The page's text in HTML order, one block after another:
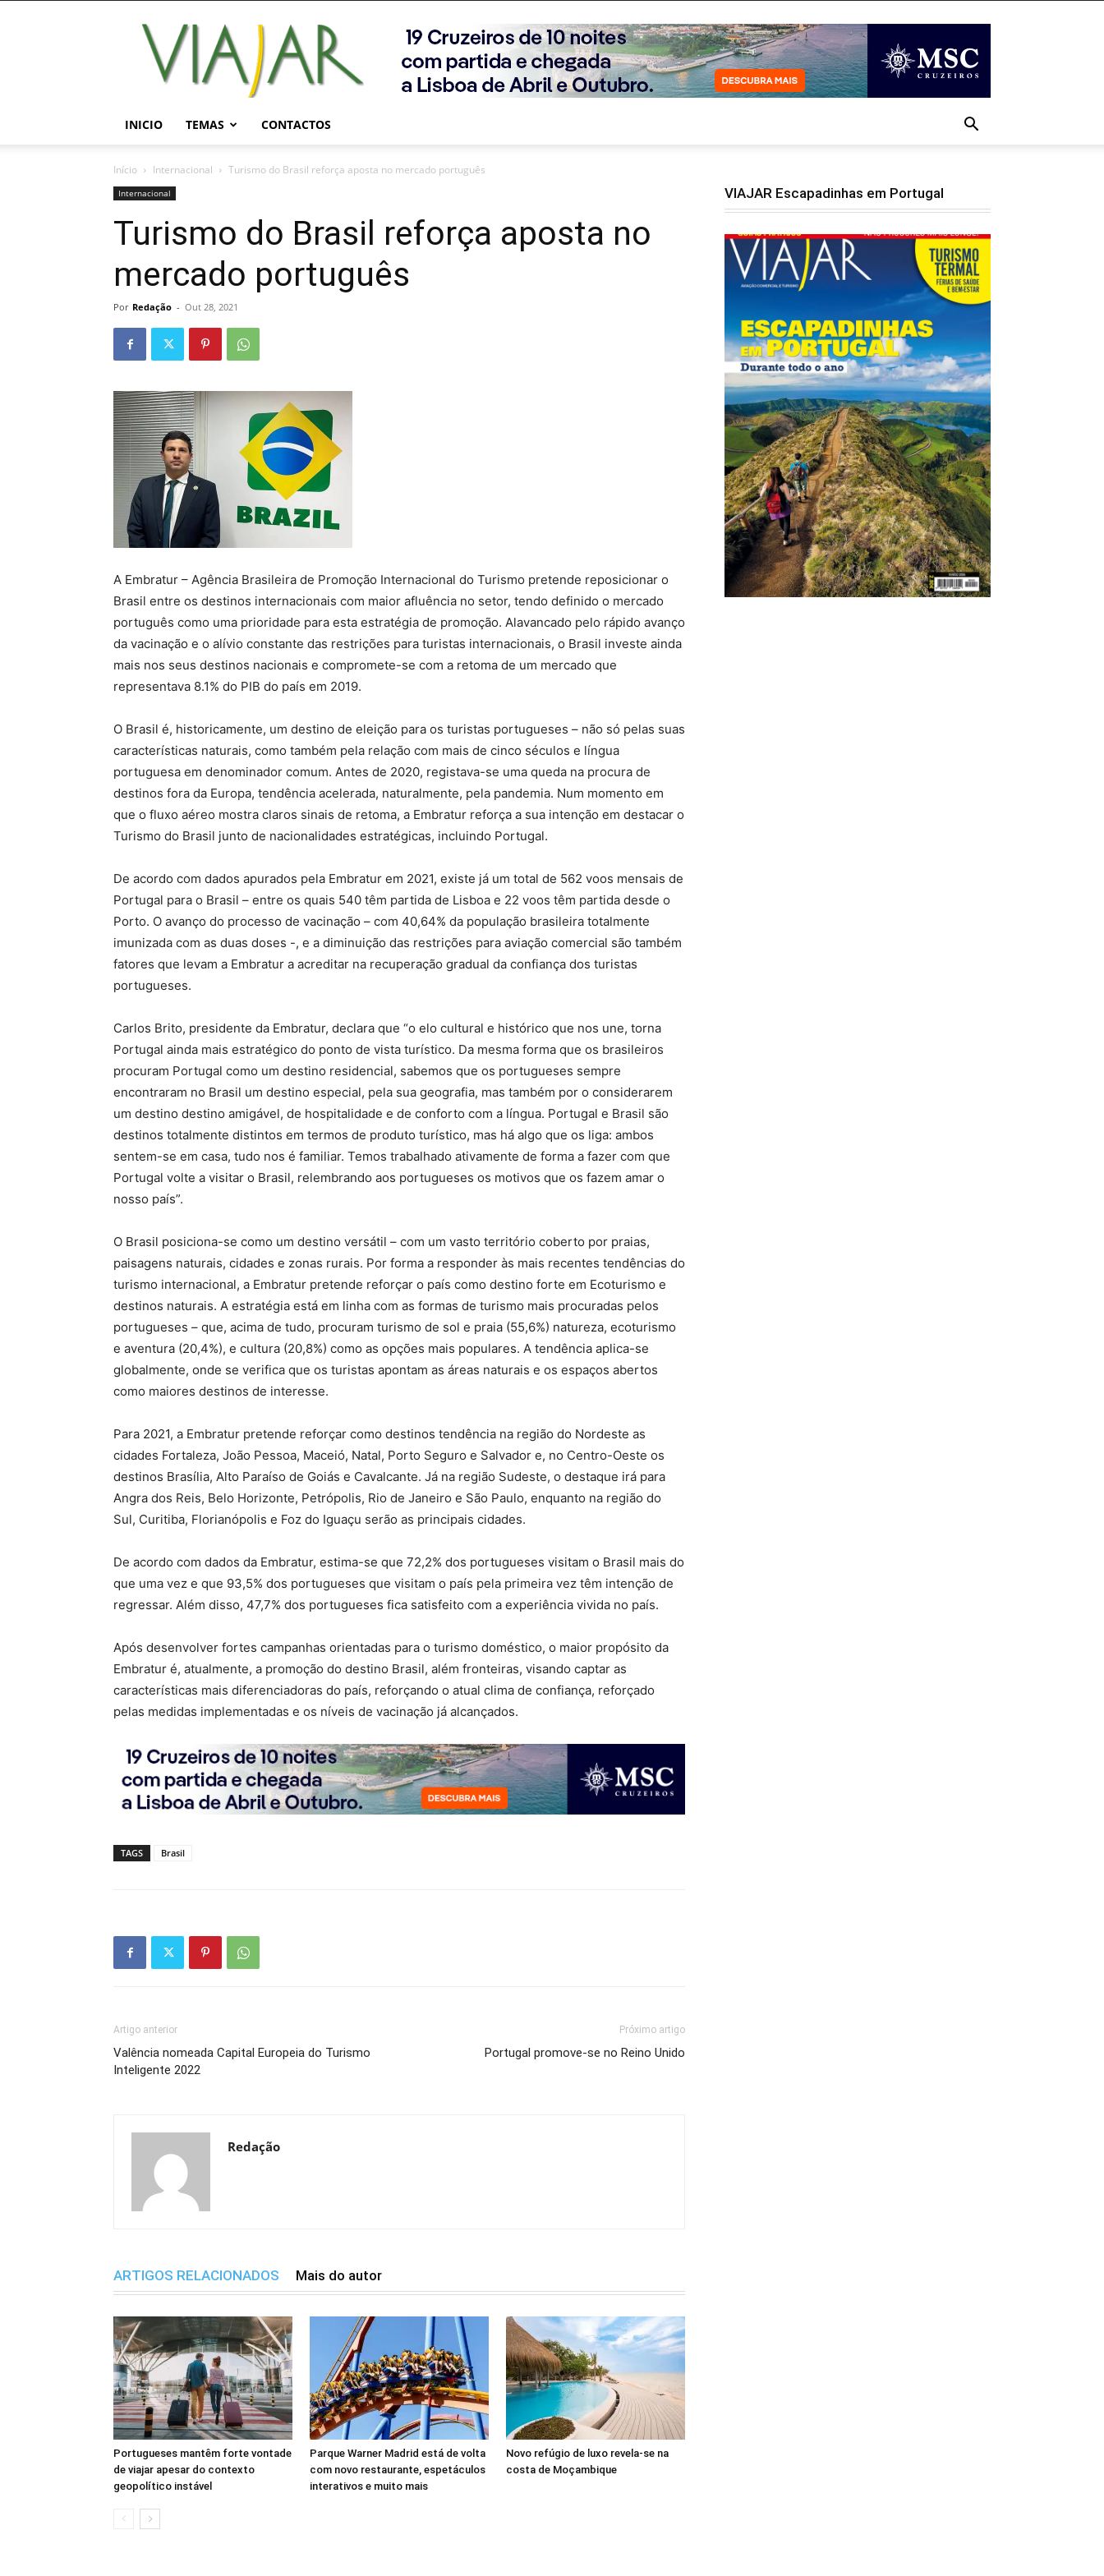
Viajar
Magazine
Online
INICIO TEMAS CONTACTOS
Início Internacional Turismo do Brasil reforça aposta no mercado português
Internacional
Turismo do Brasil reforça aposta no
mercado português
Por Redação - Out 28, 2021
A Embratur – Agência Brasileira de Promoção Internacional do Turismo pretende reposicionar o
Brasil entre os destinos internacionais com maior afluência no setor, tendo definido o mercado
português como uma prioridade para esta estratégia de promoção. Alavancado pelo rápido avanço
da vacinação e o alívio constante das restrições para turistas internacionais, o Brasil investe ainda
mais nos seus destinos nacionais e compromete-se com a retoma de um mercado que
representava 8.1% do PIB do país em 2019.
O Brasil é, historicamente, um destino de eleição para os turistas portugueses – não só pelas suas
características naturais, como também pela relação com mais de cinco séculos e língua
portuguesa em denominador comum. Antes de 2020, registava-se uma queda na procura de
destinos fora da Europa, tendência acelerada, naturalmente, pela pandemia. Num momento em
que o fluxo aéreo mostra claros sinais de retoma, a Embratur reforça a sua intenção em destacar o
Turismo do Brasil junto de nacionalidades estratégicas, incluindo Portugal.
De acordo com dados apurados pela Embratur em 2021, existe já um total de 562 voos mensais de
Portugal para o Brasil – entre os quais 540 têm partida de Lisboa e 22 voos têm partida desde o
Porto. O avanço do processo de vacinação – com 40,64% da população brasileira totalmente
imunizada com as duas doses -, e a diminuição das restrições para aviação comercial são também
fatores que levam a Embratur a acreditar na recuperação gradual da confiança dos turistas
portugueses.
Carlos Brito, presidente da Embratur, declara que “o elo cultural e histórico que nos une, torna
Portugal ainda mais estratégico do ponto de vista turístico. Da mesma forma que os brasileiros
procuram Portugal como um destino residencial, sabemos que os portugueses sempre
encontraram no Brasil um destino especial, pela sua geografia, mas também por o considerarem
um destino destino amigável, de hospitalidade e de conforto com a língua. Portugal e Brasil são
destinos totalmente distintos em termos de produto turístico, mas há algo que os liga: ambos
sentem-se em casa, tudo nos é familiar. Temos trabalhado ativamente de forma a fazer com que
Portugal volte a visitar o Brasil, relembrando aos portugueses os motivos que os fazem amar o
nosso país”.
O Brasil posiciona-se como um destino versátil – com um vasto território coberto por praias,
paisagens naturais, cidades e zonas rurais. Por forma a responder às mais recentes tendências do
turismo internacional, a Embratur pretende reforçar o país como destino forte em Ecoturismo e
destinos naturais. A estratégia está em linha com as formas de turismo mais procuradas pelos
portugueses – que, acima de tudo, procuram turismo de sol e praia (55,6%) natureza, ecoturismo
e aventura (20,4%), e cultura (20,8%) como as opções mais populares. A tendência aplica-se
globalmente, onde se verifica que os turistas apontam as áreas naturais e os espaços abertos
como maiores destinos de interesse.
Para 2021, a Embratur pretende reforçar como destinos tendência na região do Nordeste as
cidades Fortaleza, João Pessoa, Maceió, Natal, Porto Seguro e Salvador e, no Centro-Oeste os
destinos Brasília, Alto Paraíso de Goiás e Cavalcante. Já na região Sudeste, o destaque irá para
Angra dos Reis, Belo Horizonte, Petrópolis, Rio de Janeiro e São Paulo, enquanto na região do
Sul, Curitiba, Florianópolis e Foz do Iguaçu serão as principais cidades.
De acordo com dados da Embratur, estima-se que 72,2% dos portugueses visitam o Brasil mais do
que uma vez e que 93,5% dos portugueses que visitam o país pela primeira vez têm intenção de
regressar. Além disso, 47,7% dos portugueses fica satisfeito com a experiência vivida no país.
Após desenvolver fortes campanhas orientadas para o turismo doméstico, o maior propósito da
Embratur é, atualmente, a promoção do destino Brasil, além fronteiras, visando captar as
características mais diferenciadoras do país, reforçando o atual clima de confiança, reforçado
pelas medidas implementadas e os níveis de vacinação já alcançados.
TAGS Brasil
Artigo anterior
Valência nomeada Capital Europeia do Turismo
Inteligente 2022
Próximo artigo
Portugal promove-se no Reino Unido
Redação
ARTIGOS RELACIONADOS Mais do autor
Portugueses mantêm forte vontade
de viajar apesar do contexto
geopolítico instável
Parque Warner Madrid está de volta
com novo restaurante, espetáculos
interativos e muito mais
Novo refúgio de luxo revela-se na
costa de Moçambique
VIAJAR Escapadinhas em Portugal